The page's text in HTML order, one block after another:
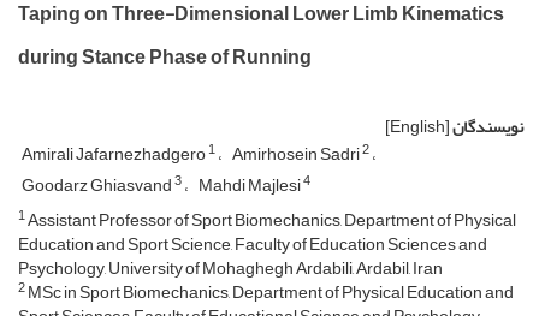
Taping on Three-Dimensional Lower Limb Kinematics
during Stance Phase of Running
نویسندگان[English]
Amirali Jafarnezhadgero1 Amirhosein Sadri2
Goodarz Ghiasvand3 Mahdi Majlesi4
1Assistant Professor of Sport Biomechanics, Department of Physical
Education and Sport Science, Faculty of Education Sciences and
Psychology, University of Mohaghegh Ardabili, Ardabil, Iran
2MSc in Sport Biomechanics, Department of Physical Education and